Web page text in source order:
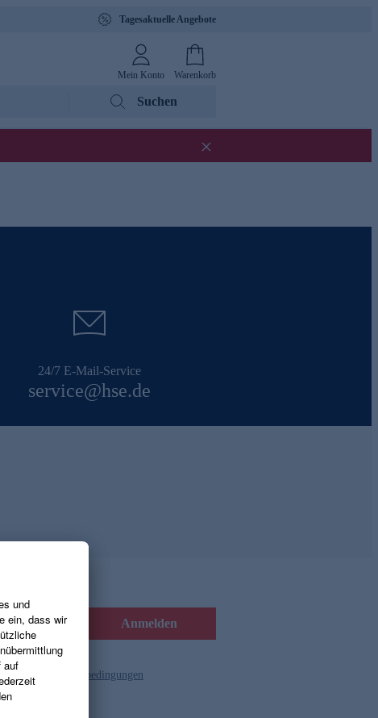
Tagesaktuelle Angebote
Mein Konto Warenkorb
Suchen
24/7 E-Mail-Service
service@hse.de
Anmelden
und die Gutscheinbedingungen